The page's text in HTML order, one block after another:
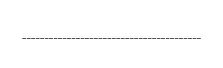
========================================